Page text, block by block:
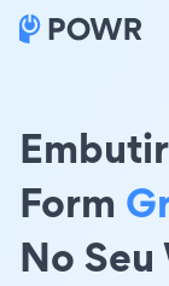
Form
No